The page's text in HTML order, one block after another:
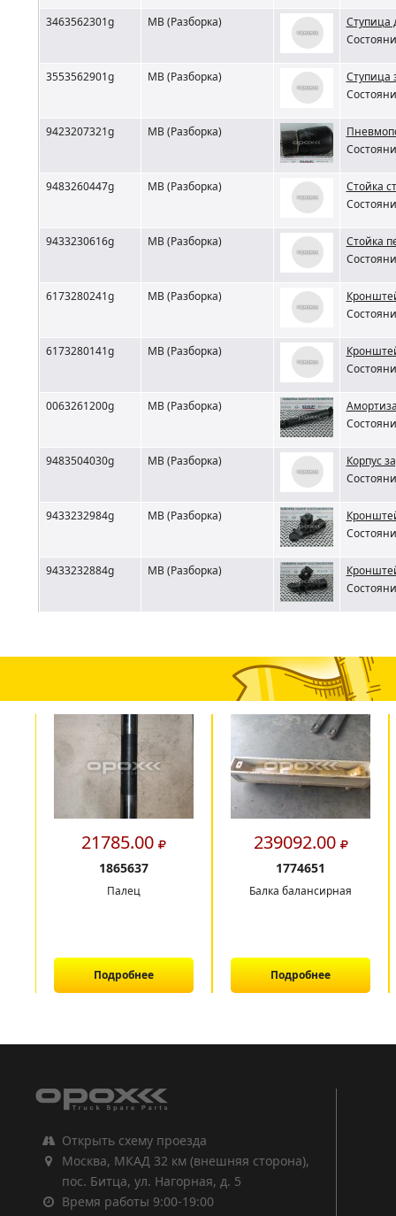
3463562301g MB (Разборка)
Ступица
3553562901g MB (Разборка)
Ступица
9423207321g MB (Разборка)
9483260447g MB (Разборка)
Стойка
9433230616g MB (Разборка)
Стойка
6173280241g MB (Разборка)
6173280141g MB (Разборка)
0063261200g MB (Разборка)
9483504030g MB (Разборка)
Корпус
9433232984g MB (Разборка)
9433232884g MB (Разборка)
21785.00
1865637
Палец
Подробнее
239092.00
1774651
Балка балансирная
Подробнее
Открыть схему проезда
Москва, МКАД 32 км (внешняя сторона),
пос. Битца, ул. Нагорная, д. 5
Время работы 9:00-19:00